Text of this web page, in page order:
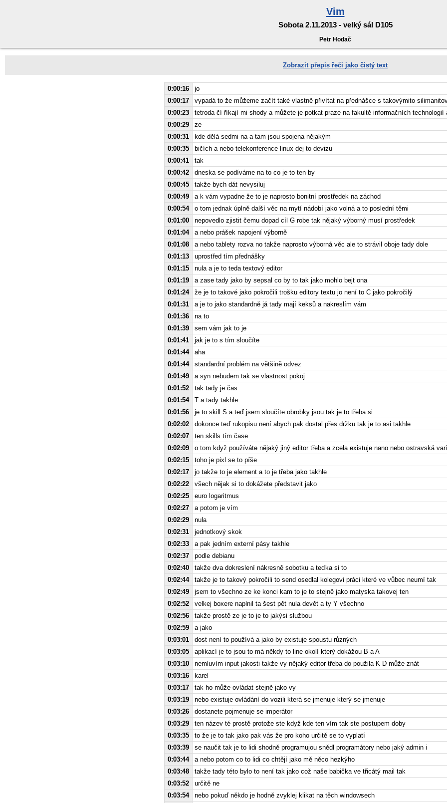
Vim
Sobota 2.11.2013 - velký sál D105
Petr Hodač
Zobrazit přepis řeči jako čistý text
0:00:16
jo
0:00:17
vypadá to že můžeme začít také vlastně přivítat na přednášce s takovýmito
0:00:23
tetroda čí říkají mi shody a můžete je potkat praze na fakultě informačních technologií
0:00:29
ze
0:00:31
kde dělá sedmi na a tam jsou spojena nějakým
0:00:35
bičích a nebo telekonference linux dej to devizu
0:00:41
tak
0:00:42
dneska se podíváme na to co je to ten by
0:00:45
takže bych dát nevysiluj
0:00:49
a k vám vypadne že to je naprosto bonitní prostředek na záchod
0:00:54
o tom jednak úplně další věc na mytí nádobí jako volná a to poslední těmi
0:01:00
nepovedlo zjistit čemu dopad cíl G robe tak nějaký výborný musí prostředek
0:01:04
a nebo prášek napojení výborně
0:01:08
a nebo tablety rozva no takže naprosto výborná věc ale to strávil oboje tady dole
0:01:13
uprostřed tím přednášky
0:01:15
nula a je to teda textový editor
0:01:19
a zase tady jako by sepsal co by to tak jako mohlo bejt ona
0:01:24
že je to takové jako pokročili trošku editory textu jo není to C jako pokročilý
0:01:31
a je to jako standardně já tady mají keksů a nakreslím vám
0:01:36
na to
0:01:39
sem vám jak to je
0:01:41
jak je to s tím sloučíte
0:01:44
aha
0:01:44
standardní problém na většině odvez
0:01:49
a syn nebudem tak se vlastnost pokoj
0:01:52
tak tady je čas
0:01:54
T a tady takhle
0:01:56
je to skill S a teď jsem sloučíte obrobky jsou tak je to třeba si
0:02:02
dokonce teď rukopisu není abych pak dostal přes držku tak je to asi takhle
0:02:07
ten skills tím čase
0:02:09
o tom když používáte nějaký jiný editor třeba a zcela existuje nano nebo ostravská
0:02:15
toho je pixl se to píše
0:02:17
jo takže to je element a to je třeba jako takhle
0:02:22
všech nějak si to dokážete představit jako
0:02:25
euro logaritmus
0:02:27
a potom je vím
0:02:29
nula
0:02:31
jednotkový skok
0:02:33
a pak jedním externí pásy takhle
0:02:37
podle debianu
0:02:40
takže dva dokreslení nákresně sobotku a teďka si to
0:02:44
takže je to takový pokročili to send osedlal kolegovi práci které ve vůbec neumí tak
0:02:49
jsem to všechno ze ke konci kam to je to stejně jako matyska takovej ten
0:02:52
velkej boxere naplnil ta šest pět nula devět a ty Y všechno
0:02:56
takže prostě ze je to je to jakýsi službou
0:02:59
a jako
0:03:01
dost není to používá a jako by existuje spoustu různých
0:03:05
aplikací je to jsou to má někdy to line okolí který dokážou B a A
0:03:10
nemluvím input jakosti takže vy nějaký editor třeba do použila K D může znát
0:03:16
karel
0:03:17
tak ho může ovládat stejně jako vy
0:03:19
nebo existuje ovládání do vozili která se jmenuje který se jmenuje
0:03:26
dostanete pojmenuje se imperátor
0:03:29
ten název té prostě protože ste když kde ten vím tak ste postupem doby
0:03:35
to že je to tak jako pak vás že pro koho určitě se to vyplatí
0:03:39
se naučit tak je to lidi shodně programujou snědl programátory nebo jaký admin i
0:03:44
a nebo potom co to lidi co chtějí jako mě něco hezkýho
0:03:48
takže tady této bylo to není tak jako což naše babička ve třicátý mail tak
0:03:52
určitě ne
0:03:54
nebo pokuď někdo je hodně zvyklej klikat na těch windowsech